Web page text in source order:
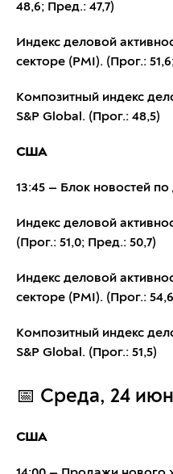
48,6; Пред.: 47,7)
Индекс деловой
секторе (PMI). (Прог.:
Композитный индекс
S&P Global. (Прог.: 48,5)
США
13:45 — Блок новостей
Индекс деловой
(Прог.: 51,0; Пред.: 50,7)
Индекс деловой
секторе (PMI). (Прог.:
Композитный индекс
S&P Global. (Прог.: 51,5)
📅 Среда, 24
США